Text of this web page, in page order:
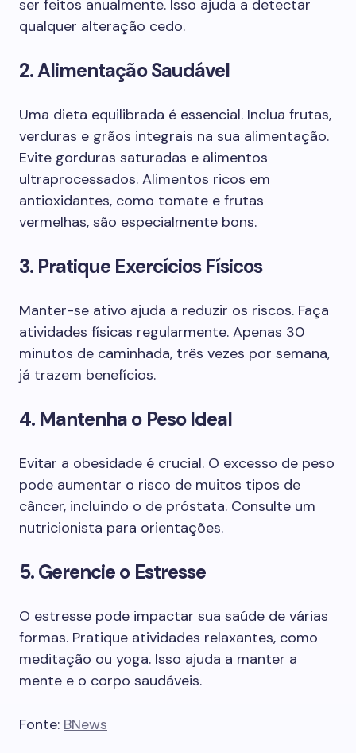
ser feitos anualmente. Isso ajuda a detectar
qualquer alteração cedo.
2. Alimentação Saudável
Uma dieta equilibrada é essencial. Inclua frutas,
verduras e grãos integrais na sua alimentação.
Evite gorduras saturadas e alimentos
ultraprocessados. Alimentos ricos em
antioxidantes, como tomate e frutas
vermelhas, são especialmente bons.
3. Pratique Exercícios Físicos
Manter-se ativo ajuda a reduzir os riscos. Faça
atividades físicas regularmente. Apenas 30
minutos de caminhada, três vezes por semana,
já trazem benefícios.
4. Mantenha o Peso Ideal
Evitar a obesidade é crucial. O excesso de peso
pode aumentar o risco de muitos tipos de
câncer, incluindo o de próstata. Consulte um
nutricionista para orientações.
5. Gerencie o Estresse
O estresse pode impactar sua saúde de várias
formas. Pratique atividades relaxantes, como
meditação ou yoga. Isso ajuda a manter a
mente e o corpo saudáveis.
Fonte: BNews